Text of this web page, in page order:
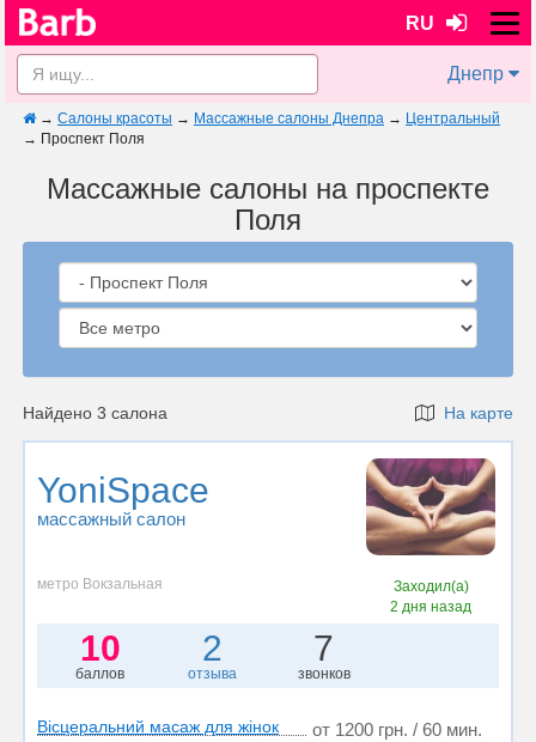
RU
Днепр
→ Салоны красоты → Массажные салоны Днепра → Центральный
→ Проспект Поля
Массажные салоны на проспекте
Поля
Найдено 3 салона На карте
YoniSpace
массажный салон
метро Вокзальная
Заходил(а)
2 дня назад
10
баллов
2
отзыва
7
звонков
Вісцеральний масаж для жінок от 1200 грн. / 60 мин.